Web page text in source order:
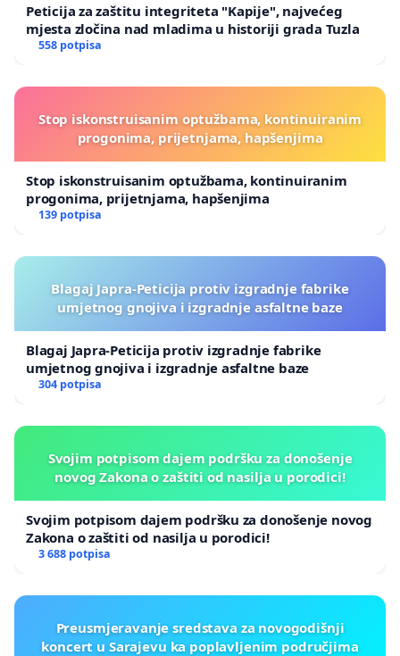
Peticija za zaštitu integriteta "Kapije", najvećeg
mjesta zločina nad mladima u historiji grada Tuzla
558 potpisa
Stop iskonstruisanim optužbama, kontinuiranim
progonima, prijetnjama, hapšenjima
Stop iskonstruisanim optužbama, kontinuiranim
progonima, prijetnjama, hapšenjima
139 potpisa
Blagaj Japra-Peticija protiv izgradnje fabrike
umjetnog gnojiva i izgradnje asfaltne baze
Blagaj Japra-Peticija protiv izgradnje fabrike
umjetnog gnojiva i izgradnje asfaltne baze
304 potpisa
Svojim potpisom dajem podršku za donošenje
novog Zakona o zaštiti od nasilja u porodici!
Svojim potpisom dajem podršku za donošenje novog
Zakona o zaštiti od nasilja u porodici!
3 688 potpisa
Preusmjeravanje sredstava za novogodišnji
koncert u Sarajevu ka poplavljenim područjima